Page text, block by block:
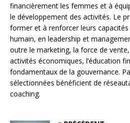
financièrement les femmes et à
le développement des activités. Le
former et à renforcer leurs
humain, en leadership et
outre le marketing, la force de
activités économiques, l’éducation
fondamentaux de la gouvernance.
sélectionnées bénéficient de
coaching.